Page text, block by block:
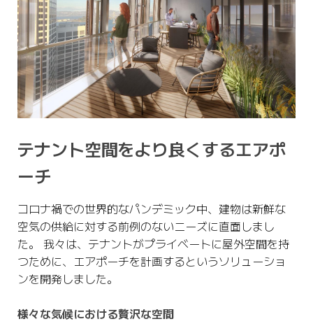
テナント空間をより良くするエアポ
ーチ
コロナ禍での世界的なパンデミック中、建物は新鮮な
空気の供給に対する前例のないニーズに直面しまし
た。 我々は、テナントがプライベートに屋外空間を持
つために、エアポーチを計画するというソリューショ
ンを開発しました。
様々な気候における贅沢な空間